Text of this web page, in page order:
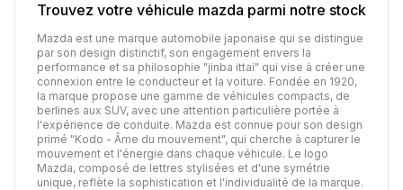
Trouvez votre véhicule mazda parmi notre stock
Mazda est une marque automobile japonaise qui se distingue
par son design distinctif, son engagement envers la
performance et sa philosophie "jinba ittai" qui vise à créer une
connexion entre le conducteur et la voiture. Fondée en 1920,
la marque propose une gamme de véhicules compacts, de
berlines aux SUV, avec une attention particulière portée à
l'expérience de conduite. Mazda est connue pour son design
primé "Kodo - Âme du mouvement", qui cherche à capturer le
mouvement et l'énergie dans chaque véhicule. Le logo
Mazda, composé de lettres stylisées et d'une symétrie
unique, reflète la sophistication et l'individualité de la marque.